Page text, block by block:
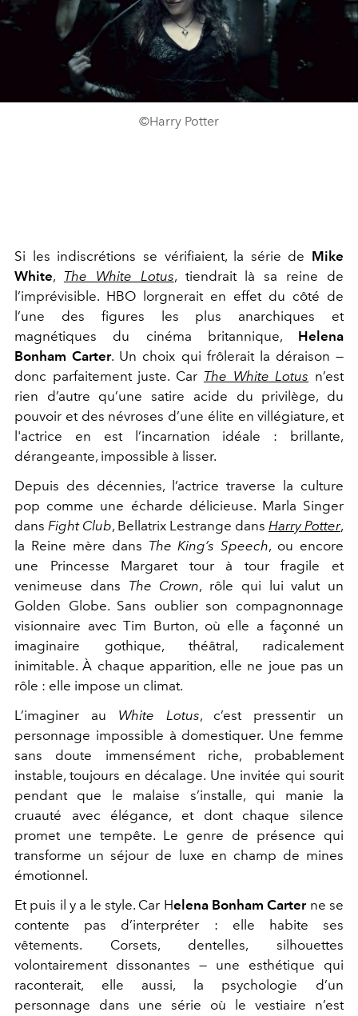
©Harry Potter
Si les indiscrétions se vérifiaient, la série de Mike
White, The White Lotus, tiendrait là sa reine de
l’imprévisible. HBO lorgnerait en effet du côté de
l’une des figures les plus anarchiques et
magnétiques du cinéma britannique, Helena
Bonham Carter. Un choix qui frôlerait la déraison —
donc parfaitement juste. Car The White Lotus n’est
rien d’autre qu’une satire acide du privilège, du
pouvoir et des névroses d’une élite en villégiature, et
l'actrice en est l’incarnation idéale : brillante,
dérangeante, impossible à lisser.
Depuis des décennies, l’actrice traverse la culture
pop comme une écharde délicieuse. Marla Singer
dans Fight Club, Bellatrix Lestrange dans Harry Potter,
la Reine mère dans The King’s Speech, ou encore
une Princesse Margaret tour à tour fragile et
venimeuse dans The Crown, rôle qui lui valut un
Golden Globe. Sans oublier son compagnonnage
visionnaire avec Tim Burton, où elle a façonné un
imaginaire gothique, théâtral, radicalement
inimitable. À chaque apparition, elle ne joue pas un
rôle : elle impose un climat.
L’imaginer au White Lotus, c’est pressentir un
personnage impossible à domestiquer. Une femme
sans doute immensément riche, probablement
instable, toujours en décalage. Une invitée qui sourit
pendant que le malaise s’installe, qui manie la
cruauté avec élégance, et dont chaque silence
promet une tempête. Le genre de présence qui
transforme un séjour de luxe en champ de mines
émotionnel.
Et puis il y a le style. Car Helena Bonham Carterne se
contente pas d’interpréter : elle habite ses
vêtements. Corsets, dentelles, silhouettes
volontairement dissonantes — une esthétique qui
raconterait, elle aussi, la psychologie d’un
personnage dans une série où le vestiaire n’est